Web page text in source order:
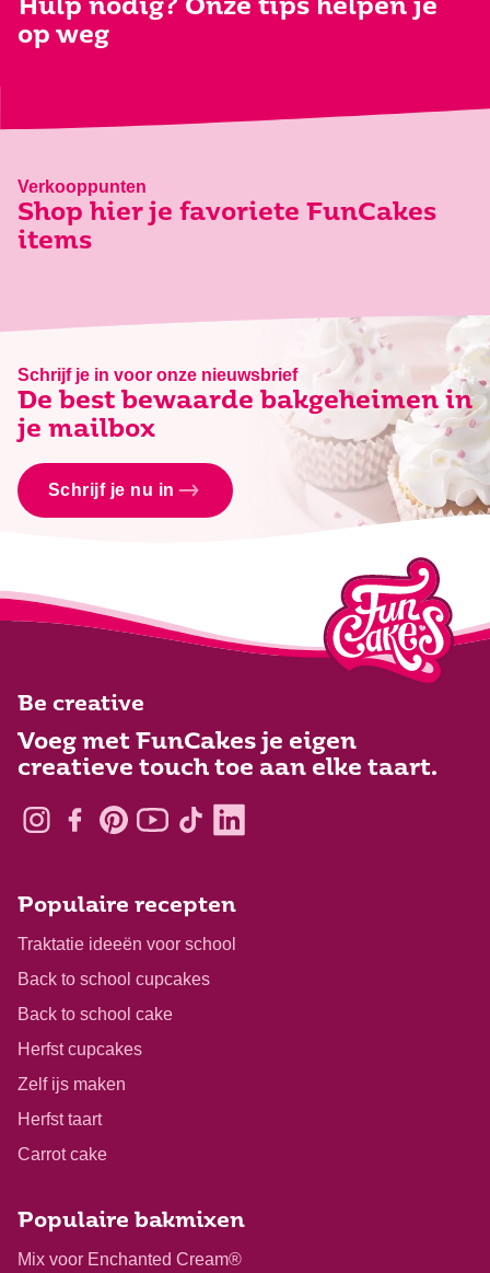
Hulp nodig? Onze tips helpen je
op weg
Verkooppunten
Shop hier je favoriete FunCakes
items
Schrijf je in voor onze nieuwsbrief
De best bewaarde bakgeheimen in
je mailbox
Schrijf je nu in
Be creative
Voeg met FunCakes je eigen
creatieve touch toe aan elke taart.
Populaire recepten
Traktatie ideeën voor school
Back to school cupcakes
Back to school cake
Herfst cupcakes
Zelf ijs maken
Herfst taart
Carrot cake
Populaire bakmixen
Mix voor Enchanted Cream®